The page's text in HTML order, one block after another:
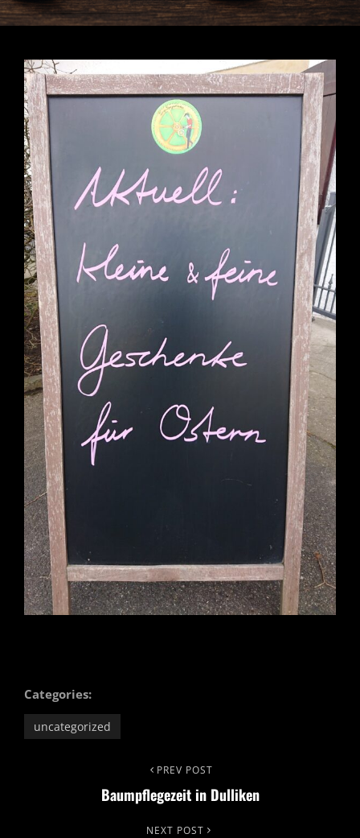
Categories:
uncategorized
Navigation
PREV POST
Baumpflegezeit in Dulliken
NEXT POST